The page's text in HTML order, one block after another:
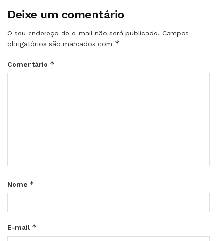
Deixe um comentário
O seu endereço de e-mail não será publicado. Campos
obrigatórios são marcados com *
Comentário *
Nome *
E-mail *